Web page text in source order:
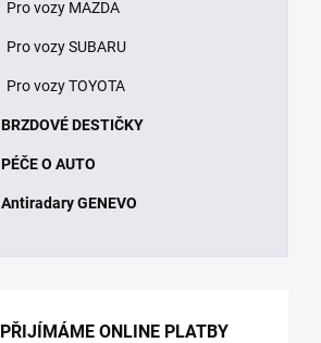
Pro vozy MAZDA
Pro vozy SUBARU
Pro vozy TOYOTA
BRZDOVÉ DESTIČKY
PÉČE O AUTO
Antiradary GENEVO
PŘIJÍMÁME ONLINE PLATBY